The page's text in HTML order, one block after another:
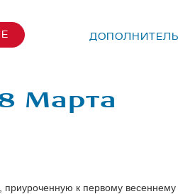
Марта
к первому